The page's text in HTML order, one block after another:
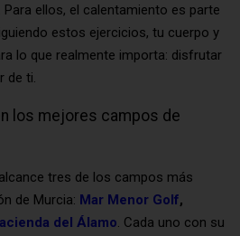
ellos, el calentamiento es parte
estos ejercicios, tu cuerpo y
lo que realmente importa: disfrutar
de ti.
los mejores campos de
tres de los campos más
de Murcia: Mar Menor Golf,
del Álamo. Cada uno con su